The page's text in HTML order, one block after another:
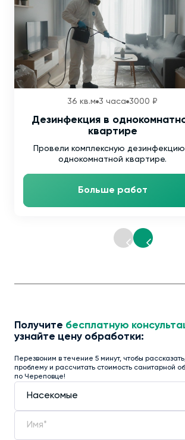
36 кв.м 3 часа 3000 ₽
Дезинфекция в
квартире
Провели комплексную
однокомнатной квартире.
Больше работ
Получите бесплатную
узнайте цену обработки:
Перезвоним в течение 5 минут, чтобы
проблему и рассчитать стоимость санитарной
по Череповце!